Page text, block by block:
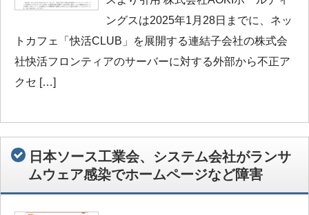
ングスは2025年1月28日までに、ネッ
トカフェ「快活CLUB」を展開する連結子会社の株式会
社快活フロンティアのサーバーに対する外部から不正ア
クセ […]
日本ソース工業会、システム会社がランサ
ムウェア感染でホームページなど障害